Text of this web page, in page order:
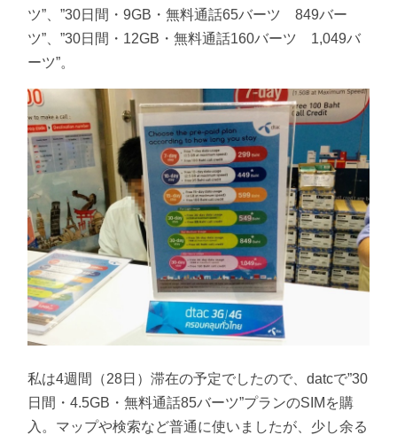
ツ”、”30日間・9GB・無料通話65バーツ 849バー
ツ”、”30日間・12GB・無料通話160バーツ 1,049バ
ーツ”。
私は4週間（28日）滞在の予定でしたので、datcで”30
日間・4.5GB・無料通話85バーツ”プランのSIMを購
入。マップや検索など普通に使いましたが、少し余る